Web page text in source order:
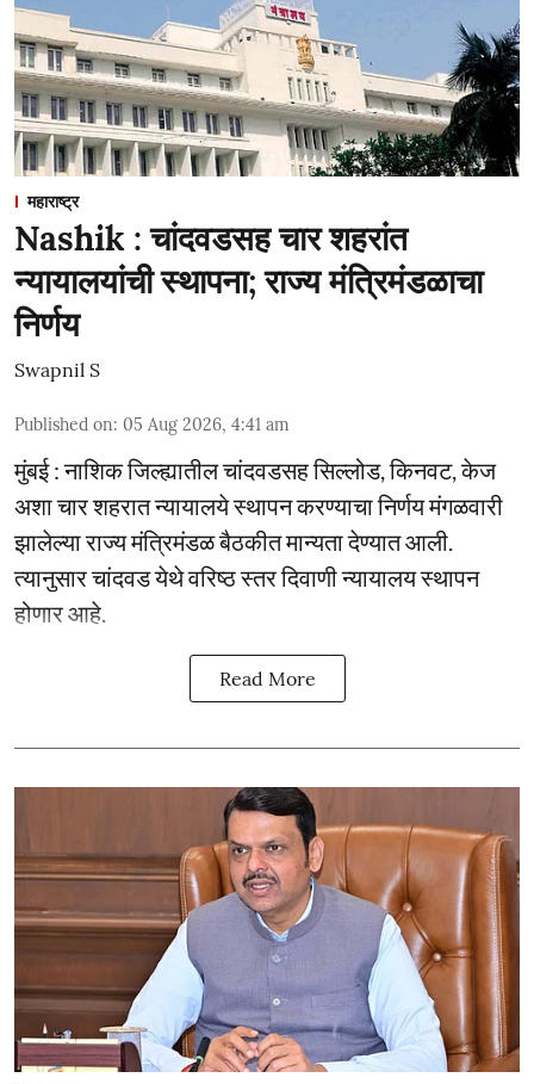
महाराष्ट्र
Nashik : चांदवडसह चार शहरांत
न्यायालयांची स्थापना; राज्य मंत्रिमंडळाचा
निर्णय
Swapnil S
Published on: 05 Aug 2026, 4:41 am
मुंबई : नाशिक जिल्ह्यातील चांदवडसह सिल्लोड, किनवट, केज
अशा चार शहरात न्यायालये स्थापन करण्याचा निर्णय मंगळवारी
झालेल्या राज्य मंत्रिमंडळ बैठकीत मान्यता देण्यात आली.
त्यानुसार चांदवड येथे वरिष्ठ स्तर दिवाणी न्यायालय स्थापन
होणार आहे.
Read More